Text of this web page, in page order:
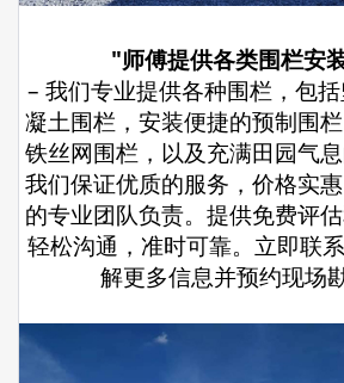
"师傅提供各类围栏安
– 我们专业提供各种围栏，包
凝土围栏，安装便捷的预制围
铁丝网围栏，以及充满田园气息
我们保证优质的服务，价格实
的专业团队负责。提供免费评
轻松沟通，准时可靠。立即联
解更多信息并预约现场